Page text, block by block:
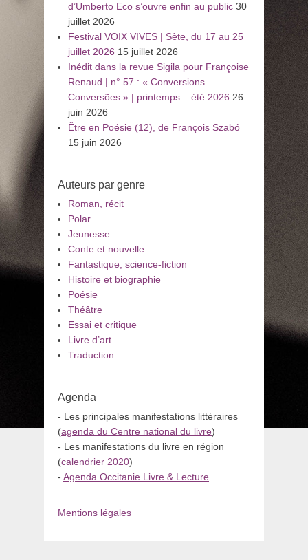
d’Umberto Eco s’ouvre enfin au public 30
juillet 2026
Festival VOIX VIVES | Sète, du 17 au 25
juillet 2026 15 juillet 2026
Inédit dans la revue Sigila pour Françoise
Renaud | n° 57 : « Conversions –
Conversões » | printemps – été 2026 26
juin 2026
Être en Poésie (12), de François Szabó
15 juin 2026
Auteurs par genre
Roman, récit
Polar
Jeunesse
Conte et nouvelle
Fantastique, science-fiction
Histoire et biographie
Poésie
Théâtre
Essai et critique
Livre d’art
Traduction
Agenda
- Les principales manifestations littéraires
(agenda du Centre national du livre)
- Les manifestations du livre en région
(calendrier 2020)
- Agenda Occitanie Livre & Lecture
Mentions légales